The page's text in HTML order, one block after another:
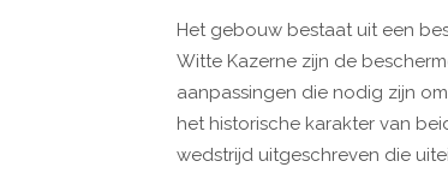
Het gebouw bestaat uit een
Witte Kazerne zijn de
aanpassingen die nodig zijn
het historische karakter van
wedstrijd uitgeschreven die